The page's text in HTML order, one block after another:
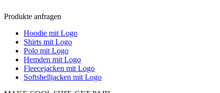
Produkte anfragen
Hoodie mit Logo
Shirts mit Logo
Polo mit Logo
Hemden mit Logo
Fleecejacken mit Logo
Softshelljacken mit Logo